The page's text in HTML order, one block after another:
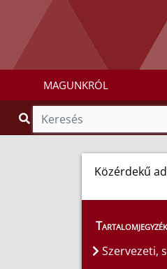
MAGUNKRÓL
Közérdekű
Tartalomjegyzék
Szervezeti,